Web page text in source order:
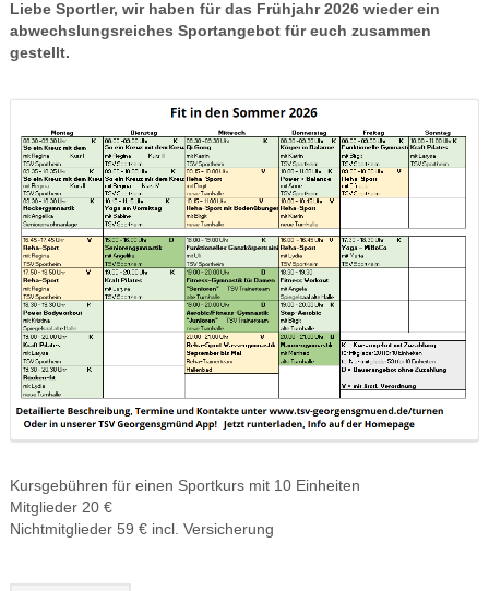
Liebe Sportler, wir haben für das Frühjahr 2026 wieder ein
abwechslungsreiches Sportangebot für euch zusammen
gestellt.
Kursgebühren für einen Sportkurs mit 10 Einheiten
Mitglieder 20 €
Nichtmitglieder 59 € incl. Versicherung